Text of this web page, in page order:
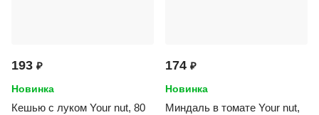
193 ₽
Новинка
Кешью с луком Your nut, 80
174 ₽
Новинка
Миндаль в томате Your nut,